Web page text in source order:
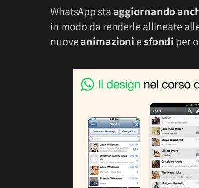
WhatsApp sta aggiornando
in modo da renderle allineate
nuoveanimazioni esfondi per